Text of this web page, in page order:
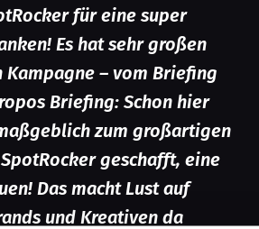
für eine super
Es hat sehr großen
– vom Briefing
Briefing: Schon hier
zum großartigen
geschafft, eine
Das macht Lust auf
und Kreativen da